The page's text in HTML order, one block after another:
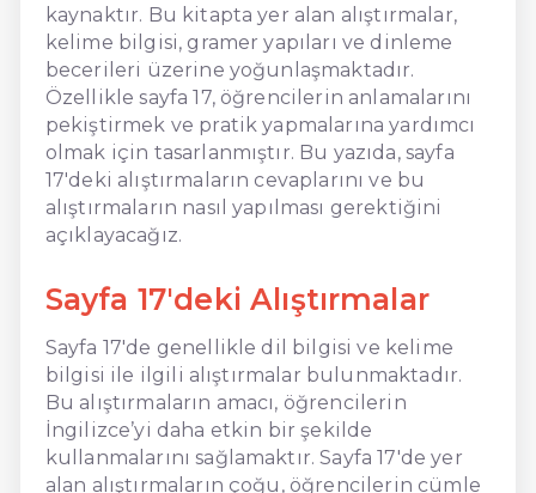
kaynaktır. Bu kitapta yer alan alıştırmalar,
kelime bilgisi, gramer yapıları ve dinleme
becerileri üzerine yoğunlaşmaktadır.
Özellikle sayfa 17, öğrencilerin anlamalarını
pekiştirmek ve pratik yapmalarına yardımcı
olmak için tasarlanmıştır. Bu yazıda, sayfa
17'deki alıştırmaların cevaplarını ve bu
alıştırmaların nasıl yapılması gerektiğini
açıklayacağız.
Sayfa 17'deki Alıştırmalar
Sayfa 17'de genellikle dil bilgisi ve kelime
bilgisi ile ilgili alıştırmalar bulunmaktadır.
Bu alıştırmaların amacı, öğrencilerin
İngilizce’yi daha etkin bir şekilde
kullanmalarını sağlamaktır. Sayfa 17'de yer
alan alıştırmaların çoğu, öğrencilerin cümle